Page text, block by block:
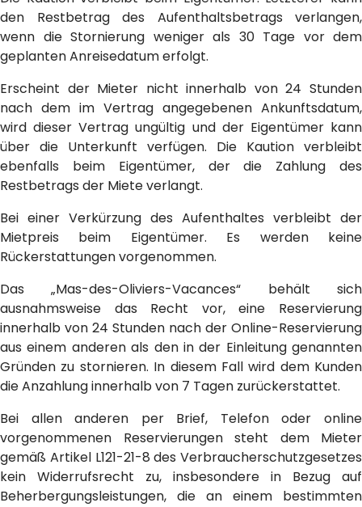
den Restbetrag des Aufenthaltsbetrags verlangen,
wenn die Stornierung weniger als 30 Tage vor dem
geplanten Anreisedatum erfolgt.
Erscheint der Mieter nicht innerhalb von 24 Stunden
nach dem im Vertrag angegebenen Ankunftsdatum,
wird dieser Vertrag ungültig und der Eigentümer kann
über die Unterkunft verfügen. Die Kaution verbleibt
ebenfalls beim Eigentümer, der die Zahlung des
Restbetrags der Miete verlangt.
Bei einer Verkürzung des Aufenthaltes verbleibt der
Mietpreis beim Eigentümer. Es werden keine
Rückerstattungen vorgenommen.
Das „Mas-des-Oliviers-Vacances“ behält sich
ausnahmsweise das Recht vor, eine Reservierung
innerhalb von 24 Stunden nach der Online-Reservierung
aus einem anderen als den in der Einleitung genannten
Gründen zu stornieren. In diesem Fall wird dem Kunden
die Anzahlung innerhalb von 7 Tagen zurückerstattet.
Bei allen anderen per Brief, Telefon oder online
vorgenommenen Reservierungen steht dem Mieter
gemäß Artikel L121-21-8 des Verbraucherschutzgesetzes
kein Widerrufsrecht zu, insbesondere in Bezug auf
Beherbergungsleistungen, die an einem bestimmten